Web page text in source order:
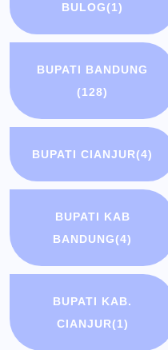
BULOG(1)
BUPATI BANDUNG
(128)
BUPATI CIANJUR(4)
BUPATI KAB
BANDUNG(4)
BUPATI KAB.
CIANJUR(1)